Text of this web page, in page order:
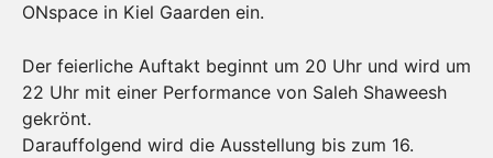
ONspace in Kiel Gaarden ein.
Der feierliche Auftakt beginnt um 20 Uhr und wird um
22 Uhr mit einer Performance von Saleh Shaweesh
gekrönt.
Darauffolgend wird die Ausstellung bis zum 16.